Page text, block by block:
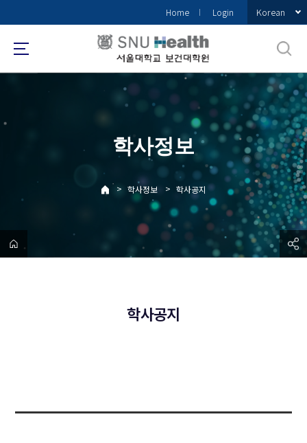
로
메
Home Login Korean
학사정보
> 학사정보 > 학사공지
학사공지